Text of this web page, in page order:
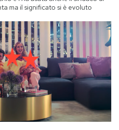
ma il significato si è evoluto